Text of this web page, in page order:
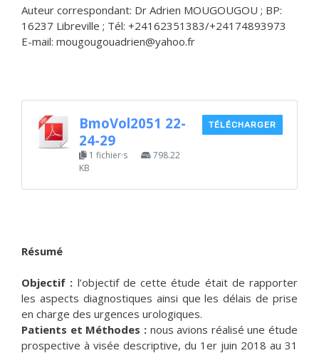
Auteur correspondant: Dr Adrien MOUGOUGOU ; BP:
16237 Libreville ; Tél: +24162351383/+24174893973
E-mail: mougougouadrien@yahoo.fr
BmoVol2051 22-
24-29
1 fichier·s
798.22
KB
TÉLÉCHARGER
Résumé
Objectif : l’objectif de cette étude était de rapporter
les aspects diagnostiques ainsi que les délais de prise
en charge des urgences urologiques.
Patients et Méthodes :nous avions réalisé une étude
prospective à visée descriptive, du 1er juin 2018 au 31